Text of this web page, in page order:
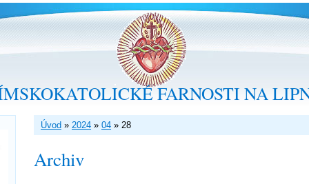
FARNOSTI NA
Úvod » 2024 » 04 » 28
Archiv